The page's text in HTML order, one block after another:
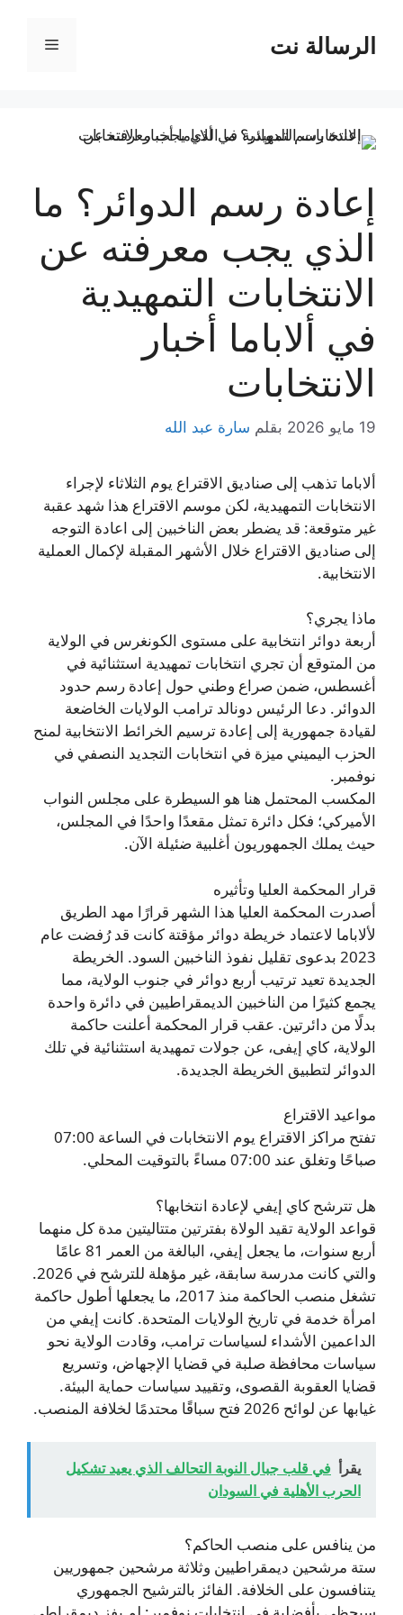
المحتوىالرسالة نت القائمة
إعادة رسم الدوائر؟ ما
الذي يجب معرفته عن
الانتخابات التمهيدية
في ألاباما أخبار
الانتخابات
19 مايو 2026 بقلم سارة عبد الله
ألاباما تذهب إلى صناديق الاقتراع يوم الثلاثاء لإجراء
الانتخابات التمهيدية، لكن موسم الاقتراع هذا شهد عقبة
غير متوقعة: قد يضطر بعض الناخبين إلى اعادة التوجه
إلى صناديق الاقتراع خلال الأشهر المقبلة لإكمال العملية
الانتخابية.
ماذا يجري؟
أربعة دوائر انتخابية على مستوى الكونغرس في الولاية
من المتوقع أن تجري انتخابات تمهيدية استثنائية في
أغسطس، ضمن صراع وطني حول إعادة رسم حدود
الدوائر. دعا الرئيس دونالد ترامب الولايات الخاضعة
لقيادة جمهورية إلى إعادة ترسيم الخرائط الانتخابية لمنح
الحزب اليميني ميزة في انتخابات التجديد النصفي في
نوفمبر.
المكسب المحتمل هنا هو السيطرة على مجلس النواب
الأميركي؛ فكل دائرة تمثل مقعدًا واحدًا في المجلس،
حيث يملك الجمهوريون أغلبية ضئيلة الآن.
قرار المحكمة العليا وتأثيره
أصدرت المحكمة العليا هذا الشهر قرارًا مهد الطريق
لألاباما لاعتماد خريطة دوائر مؤقتة كانت قد رُفضت عام
2023 بدعوى تقليل نفوذ الناخبين السود. الخريطة
الجديدة تعيد ترتيب أربع دوائر في جنوب الولاية، مما
يجمع كثيرًا من الناخبين الديمقراطيين في دائرة واحدة
بدلًا من دائرتين. عقب قرار المحكمة أعلنت حاكمة
الولاية، كاي إيفى، عن جولات تمهيدية استثنائية في تلك
الدوائر لتطبيق الخريطة الجديدة.
مواعيد الاقتراع
تفتح مراكز الاقتراع يوم الانتخابات في الساعة 07:00
صباحًا وتغلق عند 07:00 مساءً بالتوقيت المحلي.
هل تترشح كاي إيفي لإعادة انتخابها؟
قواعد الولاية تقيد الولاة بفترتين متتاليتين مدة كل منهما
أربع سنوات، ما يجعل إيفي، البالغة من العمر 81 عامًا
والتي كانت مدرسة سابقة، غير مؤهلة للترشح في 2026.
تشغل منصب الحاكمة منذ 2017، ما يجعلها أطول حاكمة
امرأة خدمة في تاريخ الولايات المتحدة. كانت إيفي من
الداعمين الأشداء لسياسات ترامب، وقادت الولاية نحو
سياسات محافظة صلبة في قضايا الإجهاض، وتسريع
قضايا العقوبة القصوى، وتقييد سياسات حماية البيئة.
غيابها عن لوائح 2026 فتح سباقًا محتدمًا لخلافة المنصب.
يقرأ في قلب جبال النوبة التحالف الذي يعيد تشكيل
الحرب الأهلية في السودان
من ينافس على منصب الحاكم؟
ستة مرشحين ديمقراطيين وثلاثة مرشحين جمهوريين
يتنافسون على الخلافة. الفائز بالترشيح الجمهوري